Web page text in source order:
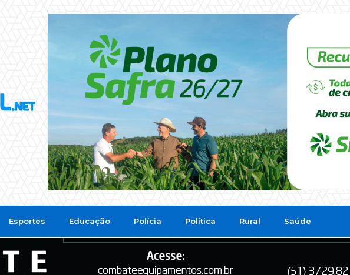
Esportes Educação Polícia Política Rural Saúde